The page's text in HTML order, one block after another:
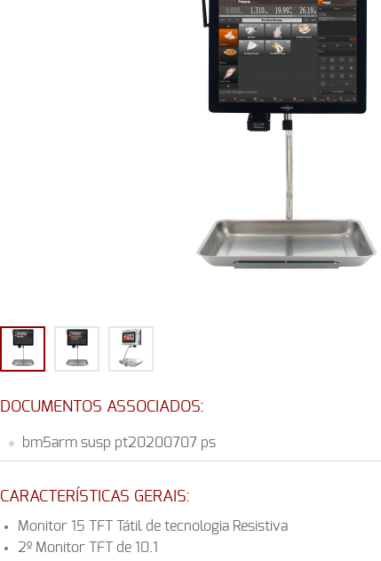
DOCUMENTOS ASSOCIADOS:
bm5arm susp pt20200707 ps
CARACTERÍSTICAS GERAIS:
Monitor 15 TFT Tátil de tecnologia Resistiva
2º Monitor TFT de 10.1